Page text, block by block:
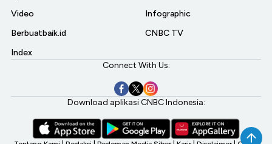
Video
Berbuatbaik.id
Index
Infographic
CNBC TV
Connect With Us:
Download aplikasi CNBC Indonesia: